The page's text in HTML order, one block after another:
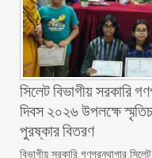
সিলেট বিভাগীয় সরকারি
দিবস ২০২৬ উপলক্ষে
পুরষ্কার বিতরণ ‎ ‎
বিভাগীয় সরকারি গণগ্রন্থাগার